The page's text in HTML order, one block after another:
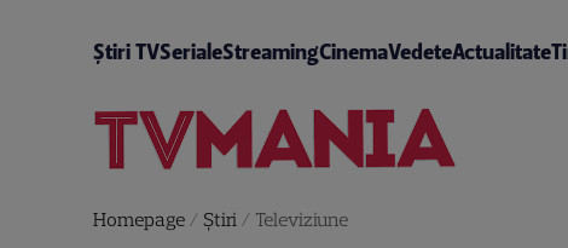
Știri TVSerialeStreamingCinemaVedeteActualitate
Homepage/ Știri/ Televiziune